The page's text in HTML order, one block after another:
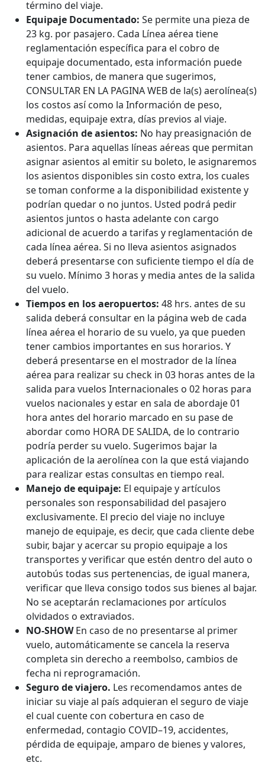
término del viaje.
Equipaje Documentado: Se permite una pieza de
23 kg. por pasajero. Cada Línea aérea tiene
reglamentación específica para el cobro de
equipaje documentado, esta información puede
tener cambios, de manera que sugerimos,
CONSULTAR EN LA PAGINA WEB de la(s) aerolínea(s)
los costos así como la Información de peso,
medidas, equipaje extra, días previos al viaje.
Asignación de asientos: No hay preasignación de
asientos. Para aquellas líneas aéreas que permitan
asignar asientos al emitir su boleto, le asignaremos
los asientos disponibles sin costo extra, los cuales
se toman conforme a la disponibilidad existente y
podrían quedar o no juntos. Usted podrá pedir
asientos juntos o hasta adelante con cargo
adicional de acuerdo a tarifas y reglamentación de
cada línea aérea. Si no lleva asientos asignados
deberá presentarse con suficiente tiempo el día de
su vuelo. Mínimo 3 horas y media antes de la salida
del vuelo.
Tiempos en los aeropuertos: 48 hrs. antes de su
salida deberá consultar en la página web de cada
línea aérea el horario de su vuelo, ya que pueden
tener cambios importantes en sus horarios. Y
deberá presentarse en el mostrador de la línea
aérea para realizar su check in 03 horas antes de la
salida para vuelos Internacionales o 02 horas para
vuelos nacionales y estar en sala de abordaje 01
hora antes del horario marcado en su pase de
abordar como HORA DE SALIDA, de lo contrario
podría perder su vuelo. Sugerimos bajar la
aplicación de la aerolínea con la que está viajando
para realizar estas consultas en tiempo real.
Manejo de equipaje: El equipaje y artículos
personales son responsabilidad del pasajero
exclusivamente. El precio del viaje no incluye
manejo de equipaje, es decir, que cada cliente debe
subir, bajar y acercar su propio equipaje a los
transportes y verificar que estén dentro del auto o
autobús todas sus pertenencias, de igual manera,
verificar que lleva consigo todos sus bienes al bajar.
No se aceptarán reclamaciones por artículos
olvidados o extraviados.
NO-SHOWEn caso de no presentarse al primer
vuelo, automáticamente se cancela la reserva
completa sin derecho a reembolso, cambios de
fecha ni reprogramación.
Seguro de viajero. Les recomendamos antes de
iniciar su viaje al país adquieran el seguro de viaje
el cual cuente con cobertura en caso de
enfermedad, contagio COVID–19, accidentes,
pérdida de equipaje, amparo de bienes y valores,
etc.